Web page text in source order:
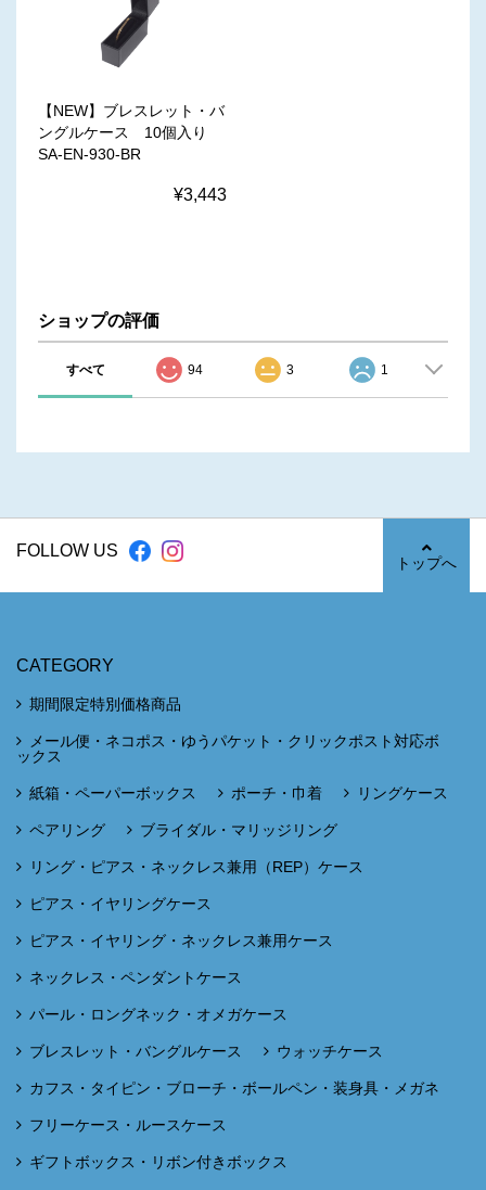
【NEW】ブレスレット・バ
ングルケース 10個入り
SA-EN-930-BR
¥3,443
ショップの評価
すべて 94 3 1
FOLLOW US
トップへ
CATEGORY
期間限定特別価格商品
メール便・ネコポス・ゆうパケット・クリックポスト対応ボ
ックス
紙箱・ペーパーボックス ポーチ・巾着 リングケース
ペアリング ブライダル・マリッジリング
リング・ピアス・ネックレス兼用（REP）ケース
ピアス・イヤリングケース
ピアス・イヤリング・ネックレス兼用ケース
ネックレス・ペンダントケース
パール・ロングネック・オメガケース
ブレスレット・バングルケース ウォッチケース
カフス・タイピン・ブローチ・ボールペン・装身具・メガネ
フリーケース・ルースケース
ギフトボックス・リボン付きボックス